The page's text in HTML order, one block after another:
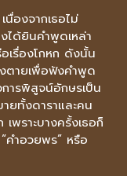
องจากเธอไม่
ได้ยินคำพูดเหล่า
เรื่องโกหก ดังนั้น
ตายเพื่อฟังคำพูด
ารพิสูจน์อักษรเป็น
ายทั้งดาราและคน
พราะบางครั้งเธอก็
คำอวยพร” หรือ